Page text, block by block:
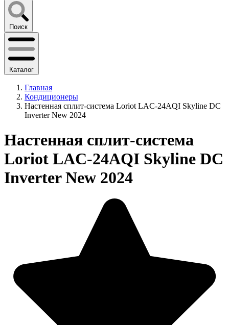
Поиск
Каталог
Главная
Кондиционеры
Настенная сплит-система Loriot LAC-24AQI Skyline DC
Inverter New 2024
Настенная сплит-система
Loriot LAC-24AQI Skyline DC
Inverter New 2024